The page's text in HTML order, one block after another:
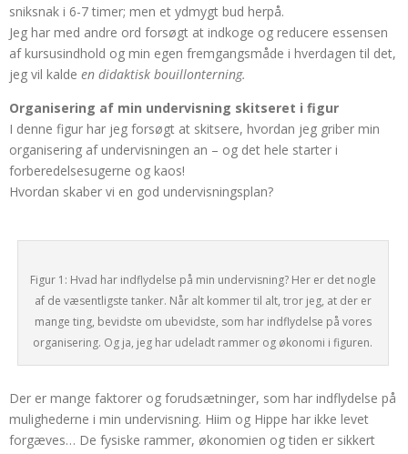
sniksnak i 6-7 timer; men et ydmygt bud herpå.
Jeg har med andre ord forsøgt at indkoge og reducere essensen
af kursusindhold og min egen fremgangsmåde i hverdagen til det,
jeg vil kalde en didaktisk bouillonterning.
Organisering af min undervisning skitseret i figur
I denne figur har jeg forsøgt at skitsere, hvordan jeg griber min
organisering af undervisningen an – og det hele starter i
forberedelsesugerne og kaos!
Hvordan skaber vi en god undervisningsplan?
Figur 1: Hvad har indflydelse på min undervisning? Her er det nogle
af de væsentligste tanker. Når alt kommer til alt, tror jeg, at der er
mange ting, bevidste om ubevidste, som har indflydelse på vores
organisering. Og ja, jeg har udeladt rammer og økonomi i figuren.
Der er mange faktorer og forudsætninger, som har indflydelse på
mulighederne i min undervisning. Hiim og Hippe har ikke levet
forgæves… De fysiske rammer, økonomien og tiden er sikkert